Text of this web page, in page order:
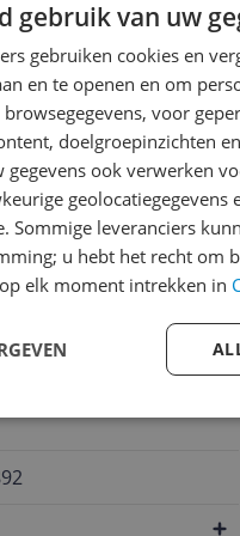
gebruik van uw
gebruiken cookies en
en te openen en om
voor
doelgroepinzichten
gegevens ook verwerken
geolocatiegegevens
Sommige leveranciers
u hebt het recht om
elk moment intrekken in